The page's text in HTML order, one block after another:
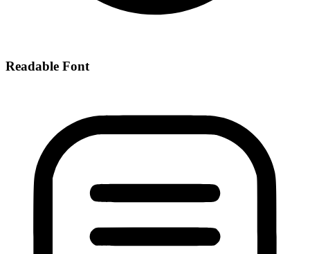
Readable Font